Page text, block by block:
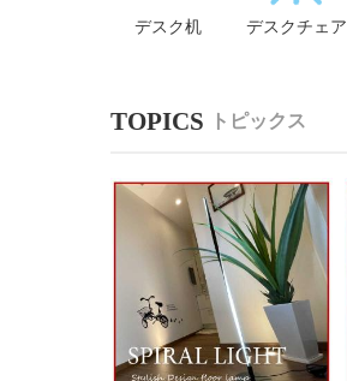
デスク机 デスクチェア
トピックス